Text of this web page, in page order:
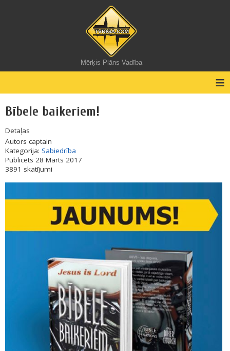
Mērķis Plāns Vadība
≡
Bībele baikeriem!
Detaļas
Autors captain
Kategorija: Sabiedrība
Publicēts 28 Marts 2017
3891 skatījumi